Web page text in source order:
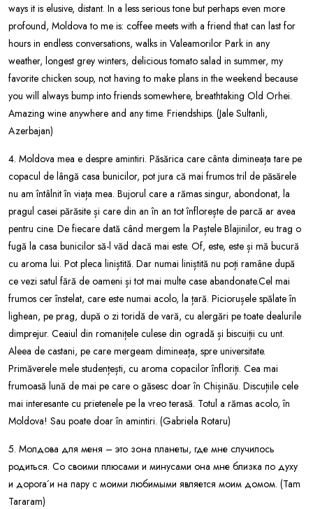
ways it is elusive, distant. In a less serious tone but perhaps even more
profound, Moldova to me is: coffee meets with a friend that can last for
hours in endless conversations, walks in Valeamorilor Park in any
weather, longest grey winters, delicious tomato salad in summer, my
favorite chicken soup, not having to make plans in the weekend because
you will always bump into friends somewhere, breathtaking Old Orhei.
Amazing wine anywhere and any time. Friendships. (Jale Sultanli,
Azerbajan)
4. Moldova mea e despre amintiri. Păsărica care cânta dimineața tare pe
copacul de lângă casa bunicilor, pot jura că mai frumos tril de păsărele
nu am întâlnit în viața mea. Bujorul care a rămas singur, abondonat, la
pragul casei părăsite și care din an în an tot înflorește de parcă ar avea
pentru cine. De fiecare dată când mergem la Paștele Blajinilor, eu trag o
fugă la casa bunicilor să-l văd dacă mai este. Of, este, este și mă bucură
cu aroma lui. Pot pleca liniștită. Dar numai liniștită nu poți ramâne după
ce vezi satul fără de oameni și tot mai multe case abandonate.Cel mai
frumos cer înstelat, care este numai acolo, la țară. Piciorușele spălate în
lighean, pe prag, după o zi toridă de vară, cu alergări pe toate dealurile
dimprejur. Ceaiul din romanițele culese din ogradă și biscuiții cu unt.
Aleea de castani, pe care mergeam dimineața, spre universitate.
Primăverele mele studențești, cu aroma copacilor înfloriți. Cea mai
frumoasă lună de mai pe care o găsesc doar în Chișinău. Discuțiile cele
mai interesante cu prietenele pe la vreo terasă. Totul a rămas acolo, în
Moldova! Sau poate doar în amintiri. (Gabriela Rotaru)
5. Молдова для меня – это зона планеты, где мне случилось
родиться. Со своими плюсами и минусами она мне близка по духу
и дорога́ и на пару с моими любимыми является моим домом. (Tam
Tararam)